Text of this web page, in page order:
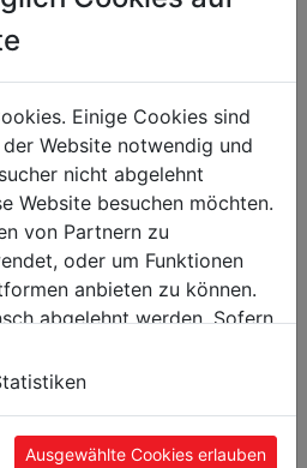
in mm
in mm
50
365
mm
mm
660
mm
1.420
Einige Cookies sind
Website notwendig und
nicht abgelehnt
Website besuchen möchten.
von Partnern zu
oder um Funktionen
anbieten zu können.
abgelehnt werden. Sofern
Cookies.
Ausgewählte Cookies erlauben